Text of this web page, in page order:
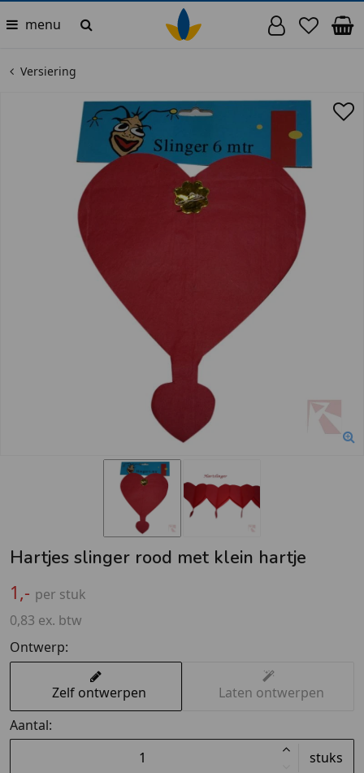
menu
Versiering
Hartjes slinger rood met klein hartje
1,- per stuk
0,83 ex. btw
Ontwerp:
Zelf ontwerpen
Laten ontwerpen
Aantal:
stuks